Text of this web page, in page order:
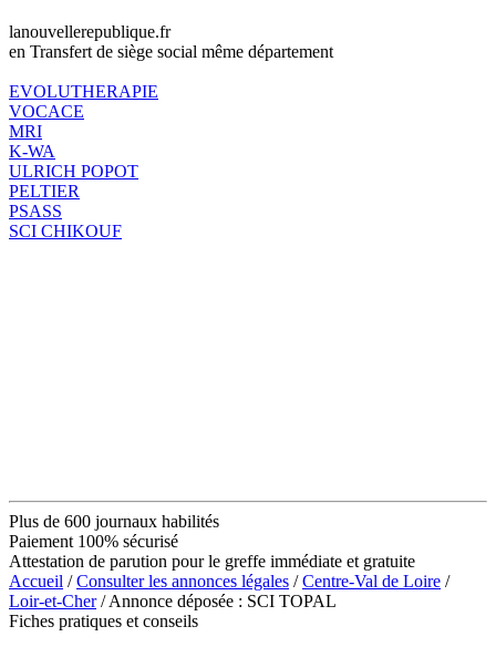
lanouvellerepublique.fr
en Transfert de siège social même département
EVOLUTHERAPIE
VOCACE
MRI
K-WA
ULRICH POPOT
PELTIER
PSASS
SCI CHIKOUF
Plus de 600 journaux habilités
Paiement 100% sécurisé
Attestation de parution pour le greffe immédiate et gratuite
Accueil /Consulter les annonces légales /Centre-Val de Loire /
Loir-et-Cher/ Annonce déposée : SCI TOPAL
Fiches pratiques et conseils